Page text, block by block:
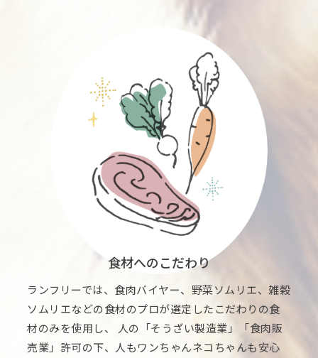
食材へのこだわり
ランフリーでは、食肉バイヤー、野菜ソムリエ、雑穀
ソムリエなどの食材のプロが選定したこだわりの食
材のみを使用し、 人の「そうざい製造業」「食肉販
売業」許可の下、人もワンちゃんネコちゃんも安心